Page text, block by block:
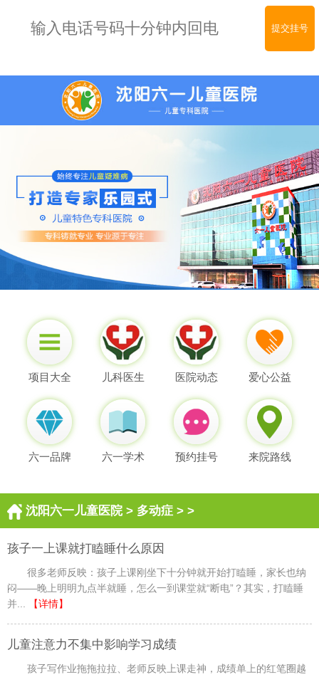
项目大全 儿科医生 医院动态 爱心公益
六一品牌 六一学术 预约挂号 来院路线
沈阳六一儿童医院> 多动症> >
孩子一上课就打瞌睡什么原因
很多老师反映：孩子上课刚坐下十分钟就开始打瞌睡，家长也纳
闷——晚上明明九点半就睡，怎么一到课堂就“断电”？其实，打瞌睡
并...
【详情】
儿童注意力不集中影响学习成绩
孩子写作业拖拖拉拉、老师反映上课走神，成绩单上的红笔圈越